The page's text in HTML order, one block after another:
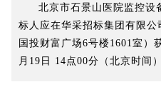
北京市石景山医院监控设
标人应在华采招标集团有限
国投财富广场6号楼1601室）
月19日 14点00分（北京时间